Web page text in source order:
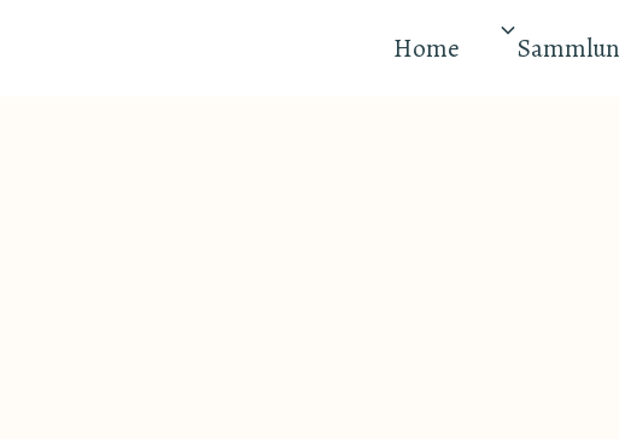
Home